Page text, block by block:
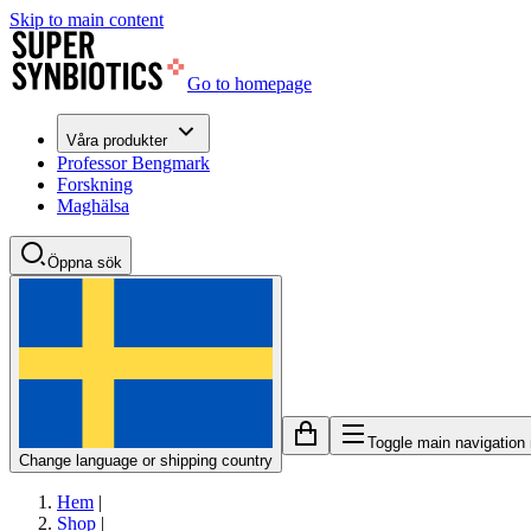
Skip to main content
Go to homepage
Våra produkter
Professor Bengmark
Forskning
Maghälsa
Öppna sök
Change language or shipping country
Toggle main navigation
Hem |
Shop |